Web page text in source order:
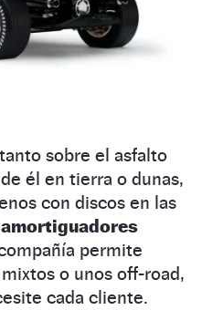
sobre el asfalto
él en tierra o dunas,
con discos en las
amortiguadores
permite
o unos off-road,
cada cliente.